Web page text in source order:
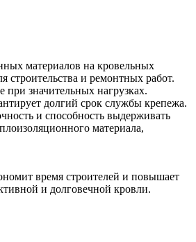
материалов на кровельных
строительства и ремонтных работ.
при значительных нагрузках.
долгий срок службы крепежа.
и способность выдерживать
материала,
время строителей и повышает
и долговечной кровли.